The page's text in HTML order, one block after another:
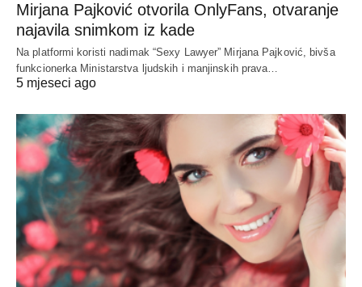
Mirjana Pajković otvorila OnlyFans, otvaranje
najavila snimkom iz kade
Na platformi koristi nadimak “Sexy Lawyer” Mirjana Pajković, bivša
funkcionerka Ministarstva ljudskih i manjinskih prava…
5 mjeseci ago